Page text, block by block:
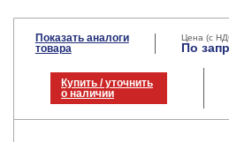
Показать аналоги
товара
Цена (с
По
Купить / уточнить
о наличии